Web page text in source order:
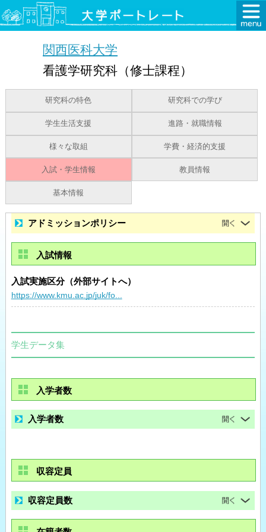
関西医科大学
看護学研究科（修士課程）
研究科の特色 研究科での学び
学生生活支援 進路・就職情報
様々な取組 学費・経済的支援
入試・学生情報 教員情報
基本情報
アドミッションポリシー
入試情報
入試実施区分（外部サイトへ）
https://www.kmu.ac.jp/juk/fo...
学生データ集
入学者数
入学者数
収容定員
収容定員数